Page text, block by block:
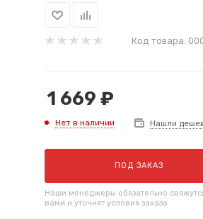
Код товара:
1 669 ₽
Нет в наличии Нашли
ПОД ЗАКАЗ
Наши менеджеры обязательно
вами и уточнят условия заказа